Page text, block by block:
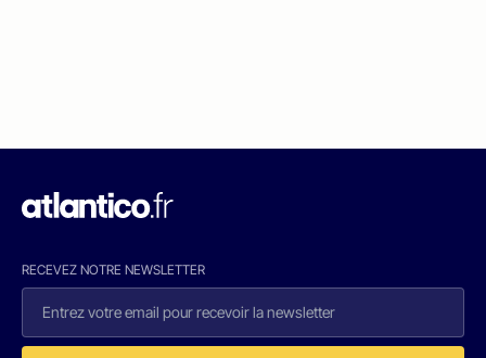
RECEVEZ NOTRE NEWSLETTER